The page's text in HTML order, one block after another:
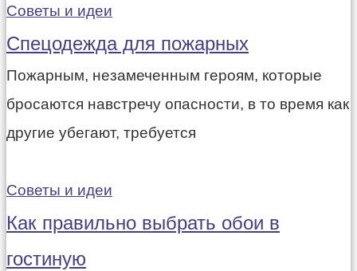
Советы и идеи
Спецодежда для пожарных
Пожарным, незамеченным героям, которые
бросаются навстречу опасности, в то время как
другие убегают, требуется
Советы и идеи
Как правильно выбрать обои в
гостиную